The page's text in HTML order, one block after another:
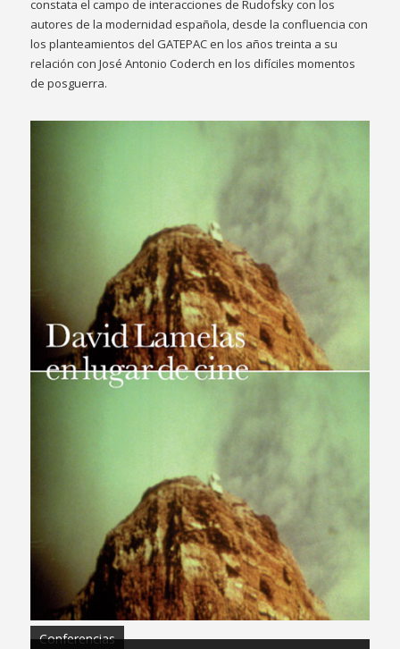
constata el campo de interacciones de Rudofsky con los
autores de la modernidad española, desde la confluencia con
los planteamientos del GATEPAC en los años treinta a su
relación con José Antonio Coderch en los difíciles momentos
de posguerra.
Conferencias